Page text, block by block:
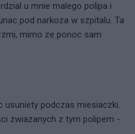
u mnie malego polipa i
pod narkoza w szpitalu. Ta
mimo ze ponoc sam
usuniety podczas miesiaczki.
zwiazanych z tym polipem -